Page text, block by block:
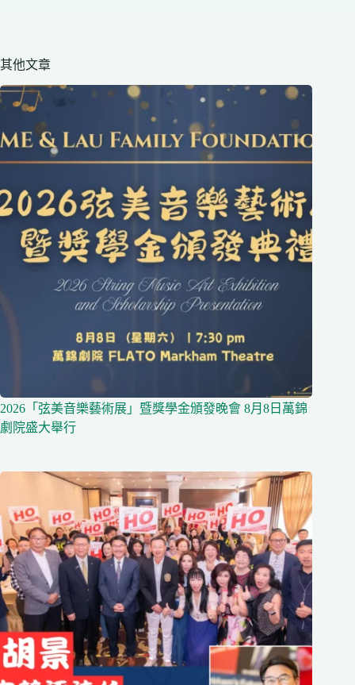
其他文章
2026「弦美音樂藝術展」暨獎學金頒發晚會 8月8日萬錦
劇院盛大舉行